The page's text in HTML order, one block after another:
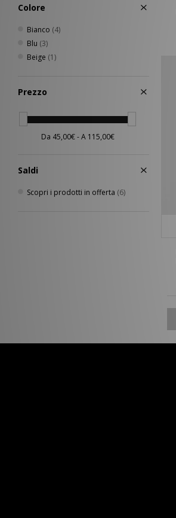
Medicom
New Balance
New Era
Nike(225)
Novesta
Oakley FT(2)
On Running
(1)
Reebok
Salomon(24)
Colore
Bianco (4)
Blu (3)
Beige (1)
Prezzo
Saldi
Scopri i prodotti in offerta (6)